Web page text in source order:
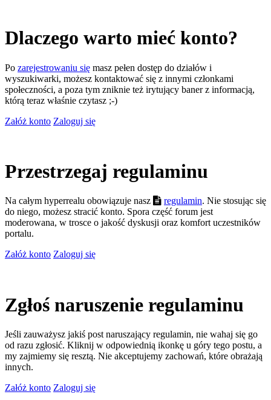
Dlaczego warto mieć konto?
Po zarejestrowaniu się masz pełen dostęp do działów i
wyszukiwarki, możesz kontaktować się z innymi członkami
społeczności, a poza tym zniknie też irytujący baner z informacją,
którą teraz właśnie czytasz ;-)
Załóż konto Zaloguj się
Przestrzegaj regulaminu
Na całym hyperrealu obowiązuje nasz regulamin. Nie stosując się
do niego, możesz stracić konto. Spora część forum jest
moderowana, w trosce o jakość dyskusji oraz komfort uczestników
portalu.
Załóż konto Zaloguj się
Zgłoś naruszenie regulaminu
Jeśli zauważysz jakiś post naruszający regulamin, nie wahaj się go
od razu zgłosić. Kliknij w odpowiednią ikonkę u góry tego postu, a
my zajmiemy się resztą. Nie akceptujemy zachowań, które obrażają
innych.
Załóż konto Zaloguj się